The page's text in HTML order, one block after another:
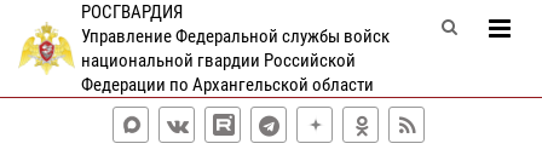
РОСГВАРДИЯ
Управление Федеральной службы войск
национальной гвардии Российской
Федерации по Архангельской области